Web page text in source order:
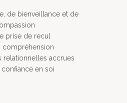
de bienveillance et de
prise de recul
compréhension
relationnelles accrues
confiance en soi
MBSR, MSC &
Méditation
MBSR
MSC
Thérapie :
Somatic